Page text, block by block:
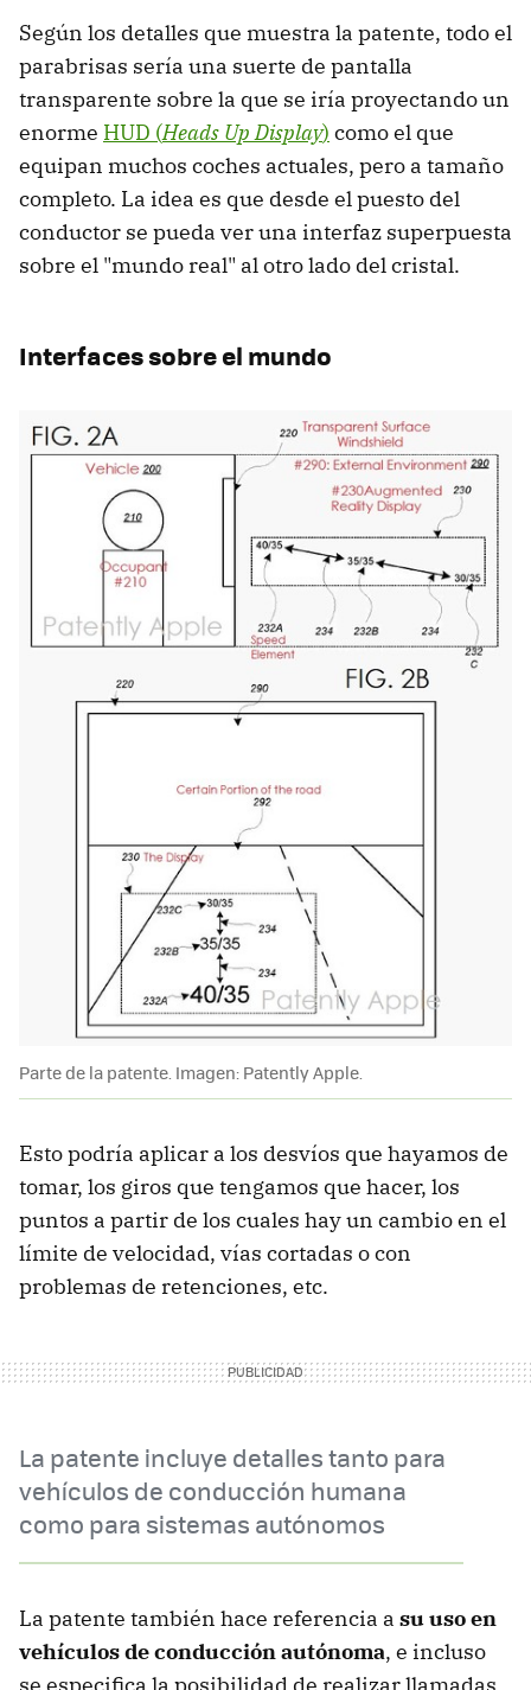
Según los detalles que muestra la patente, todo el
parabrisas sería una suerte de pantalla
transparente sobre la que se iría proyectando un
enorme HUD (Heads Up Display) como el que
equipan muchos coches actuales, pero a tamaño
completo. La idea es que desde el puesto del
conductor se pueda ver una interfaz superpuesta
sobre el "mundo real" al otro lado del cristal.
Interfaces sobre el mundo
Parte de la patente. Imagen: Patently Apple.
Esto podría aplicar a los desvíos que hayamos de
tomar, los giros que tengamos que hacer, los
puntos a partir de los cuales hay un cambio en el
límite de velocidad, vías cortadas o con
problemas de retenciones, etc.
La patente incluye detalles tanto para
vehículos de conducción humana
como para sistemas autónomos
La patente también hace referencia a su uso en
vehículos de conducción autónoma, e incluso